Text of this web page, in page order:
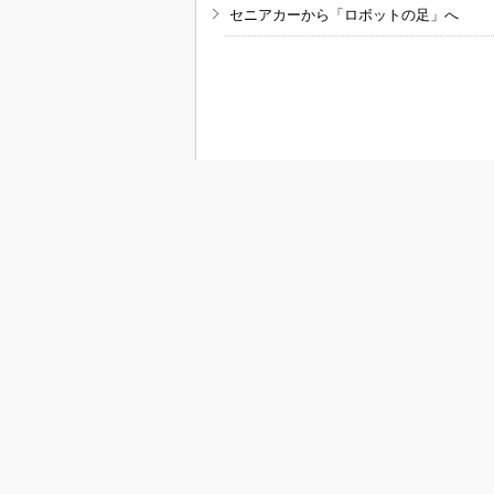
セニアカーから「ロボットの足」へ